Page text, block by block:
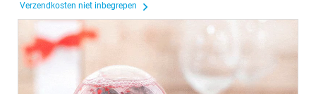
Verzendkosten niet inbegrepen